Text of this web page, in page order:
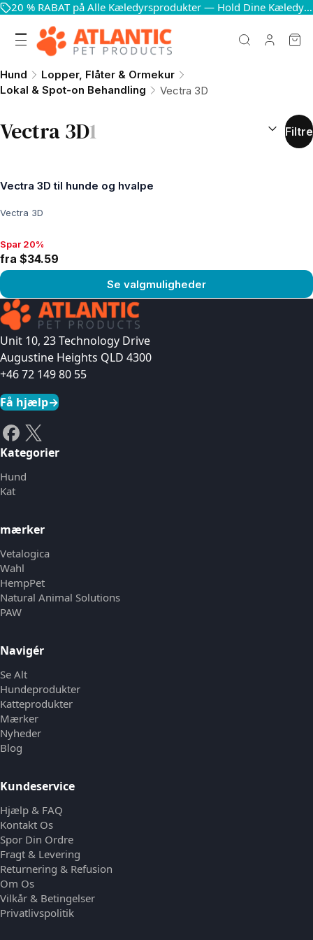
20 % RABAT på Alle Kæledyrsprodukter — Hold Dine Kæledyr Glade og Sunde
Hund
Lopper, Flåter & Ormekur
Lokal & Spot-on Behandling
Vectra 3D
Vectra 3D1 SORTÉR
Filtre
Vectra 3D til hunde og hvalpe
Vectra 3D
Spar 20%, fra $34.59
Spar 20%
fra $34.59
Se valgmuligheder
Se produkt
Unit 10, 23 Technology Drive
Augustine Heights QLD 4300
+46 72 149 80 55
Få hjælp→
Kategorier
Hund
Kat
mærker
Vetalogica
Wahl
HempPet
Natural Animal Solutions
PAW
Navigér
Se Alt
Hundeprodukter
Katteprodukter
Mærker
Nyheder
Blog
Kundeservice
Hjælp & FAQ
Kontakt Os
Spor Din Ordre
Fragt & Levering
Returnering & Refusion
Om Os
Vilkår & Betingelser
Privatlivspolitik